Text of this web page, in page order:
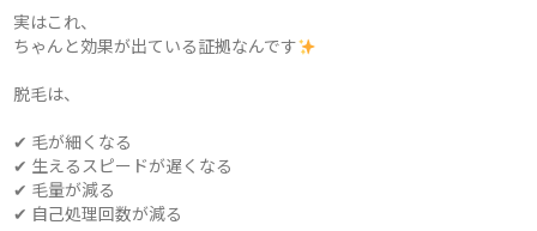
実はこれ、
ちゃんと効果が出ている証拠なんです
脱毛は、
✔ 毛が細くなる
✔ 生えるスピードが遅くなる
✔ 毛量が減る
✔ 自己処理回数が減る